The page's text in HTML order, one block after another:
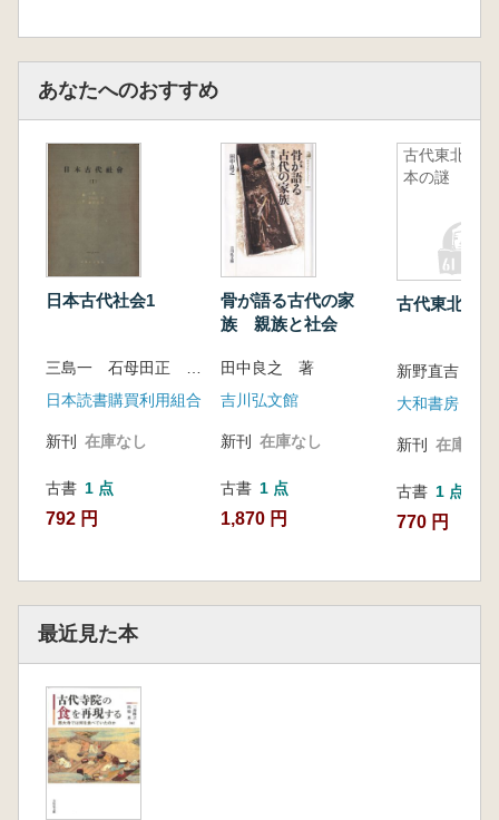
あなたへのおすすめ
日本古代社会1
日本読書購買利用組合
新刊 在庫なし
古書 1 点
792 円
骨が語る古代の家
族 親族と社会
田中良之 著
吉川弘文館
新刊 在庫なし
古書 1 点
1,870 円
古代東北日
本の謎
古代東北日
新野直吉 著
大和書房
新刊 在庫なし
古書 1 点
770 円
最近見た本